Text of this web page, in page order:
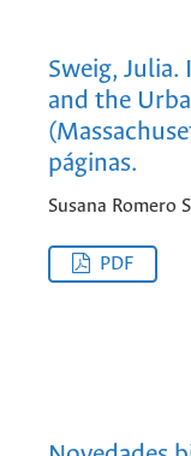
Sweig,
and the
páginas.
Susana Romero
PDF